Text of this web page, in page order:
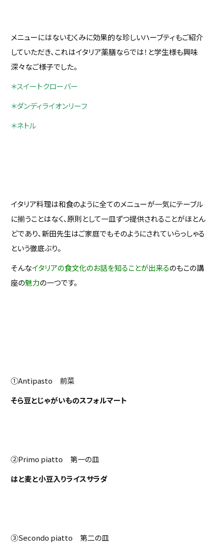
メニューにはないむくみに効果的な珍しいハーブティもご紹介
していただき、これはイタリア薬膳ならでは！と学生様も興味
深々なご様子でした。
＊スイートクローバー
＊ダンディライオンリーフ
＊ネトル
イタリア料理は和食のように全てのメニューが一気にテーブル
に揃うことはなく、原則として一皿ずつ提供されることがほとん
どであり、新田先生はご家庭でもそのようにされていらっしゃる
という徹底ぶり。
そんなイタリアの食文化のお話を知ることが出来るのもこの講
座の魅力の一つです。
①Antipasto 前菜
そら豆とじゃがいものスフォルマート
②Primo piatto 第一の皿
はと麦と小豆入りライスサラダ
③Secondo piatto 第二の皿